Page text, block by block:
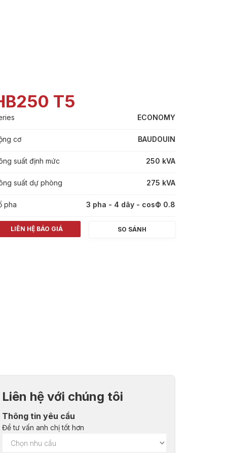
T5
ECONOMY
cơ BAUDOUIN
suất định mức 250 kVA
suất dự phòng 275 kVA
pha 3 pha - 4 dây - cosФ 0.8
LIÊN HỆ BÁO GIÁ SO SÁNH
Liên hệ với chúng tôi
Thông tin yêu cầu
Để tư vấn anh chị tốt hơn